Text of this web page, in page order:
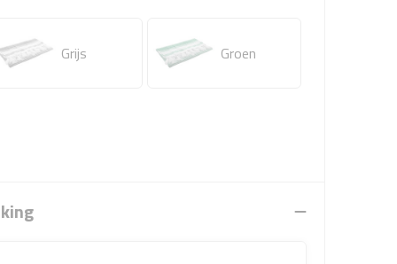
Grijs Groen